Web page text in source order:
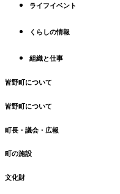
ライフイベント
くらしの情報
組織と仕事
皆野町について
皆野町について
町長・議会・広報
町の施設
文化財